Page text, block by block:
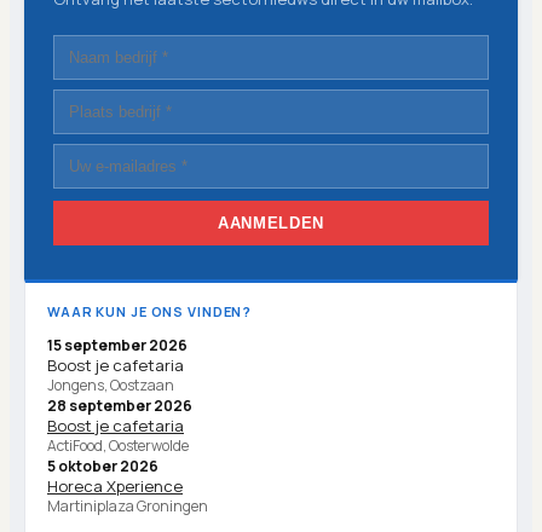
AANMELDEN
WAAR KUN JE ONS VINDEN?
15 september 2026
Boost je cafetaria
Jongens, Oostzaan
28 september 2026
Boost je cafetaria
ActiFood, Oosterwolde
5 oktober 2026
Horeca Xperience
Martiniplaza Groningen